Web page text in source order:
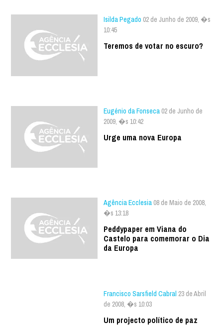
Isilda Pegado 02 de Junho de 2009, �s
10:45
Teremos de votar no escuro?
Eugénio da Fonseca 02 de Junho de
2009, �s 10:42
Urge uma nova Europa
Agência Ecclesia 08 de Maio de 2008,
�s 13:18
Peddypaper em Viana do
Castelo para comemorar o Dia
da Europa
Francisco Sarsfield Cabral 23 de Abril
de 2008, �s 10:03
Um projecto político de paz